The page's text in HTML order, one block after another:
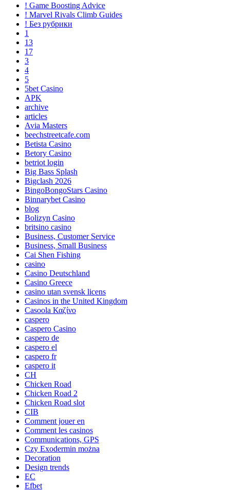
! Game Boosting Advice
! Marvel Rivals Climb Guides
! Без рубрики
1
13
17
3
4
5
5bet Casino
APK
archive
articles
Avia Masters
beechstreetcafe.com
Betista Casino
Betory Casino
betriot login
Big Bass Splash
Bigclash 2026
BingoBongoStars Casino
Binnarybet Casino
blog
Bolizyn Casino
britsino casino
Business, Customer Service
Business, Small Business
Cai Shen Fishing
casino
Casino Deutschland
Casino Greece
casino utan svensk licens
Casinos in the United Kingdom
Casoola Καζίνο
caspero
Caspero Casino
caspero de
caspero el
caspero fr
caspero it
CH
Chicken Road
Chicken Road 2
Chicken Road slot
CIB
Comment jouer en
Comment les casinos
Communications, GPS
Czy Exodermin można
Decoration
Design trends
EC
Efbet